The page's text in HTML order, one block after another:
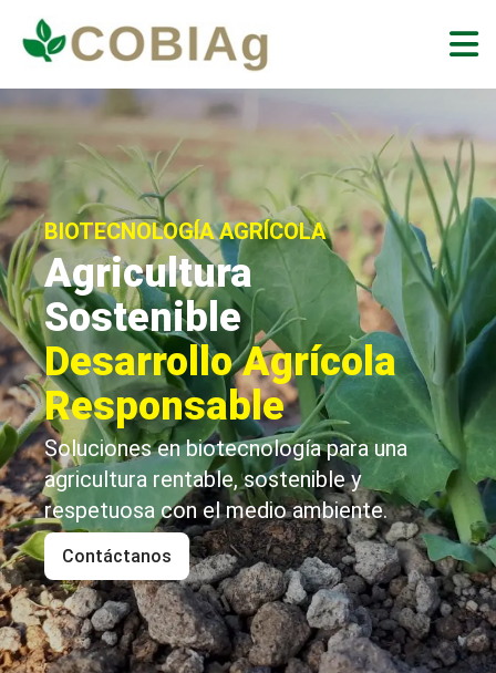
BIOTECNOLOGÍA AGRÍCOLA
Agricultura
Sostenible
Desarrollo Agrícola
Responsable
Soluciones en biotecnología para una
agricultura rentable, sostenible y
respetuosa con el medio ambiente.
Contáctanos